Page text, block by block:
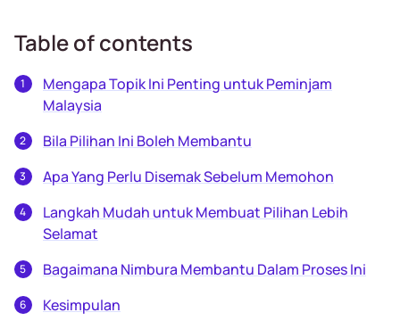
Table of contents
Mengapa Topik Ini Penting untuk Peminjam
Malaysia
Bila Pilihan Ini Boleh Membantu
Apa Yang Perlu Disemak Sebelum Memohon
Langkah Mudah untuk Membuat Pilihan Lebih
Selamat
Bagaimana Nimbura Membantu Dalam Proses Ini
Kesimpulan